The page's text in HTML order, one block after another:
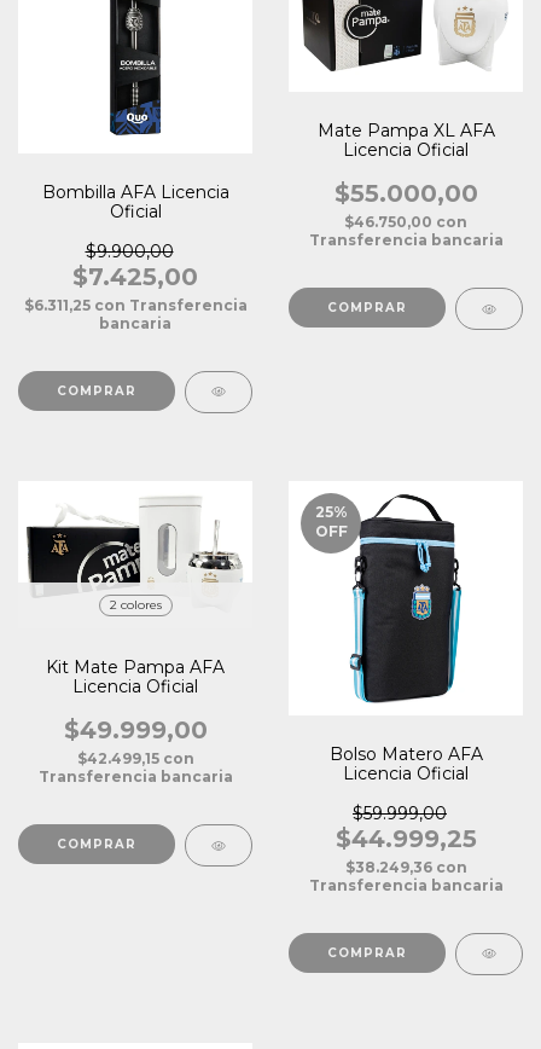
Bombilla AFA Licencia
Oficial
$9.900,00
$7.425,00
$6.311,25 con Transferencia
bancaria
Mate Pampa XL AFA
Licencia Oficial
$55.000,00
$46.750,00 con
Transferencia bancaria
2 colores
Kit Mate Pampa AFA
Licencia Oficial
$49.999,00
$42.499,15 con
Transferencia bancaria
COMPRAR
25%
OFF
Bolso Matero AFA
Licencia Oficial
$59.999,00
$44.999,25
$38.249,36 con
Transferencia bancaria